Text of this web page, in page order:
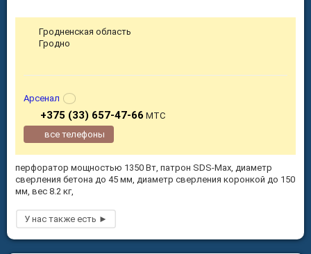
перфоратор мощностью 1350 Вт, патрон SDS-Max, диаметр
сверления бетона до 45 мм, диаметр сверления коронкой до 150
мм, вес 8.2 кг,
Гродненская область
Гродно
Арсенал
+375 (33) 657-47-66 МТС
все телефоны